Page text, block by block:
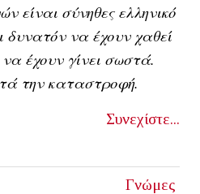
είναι σύνηθες ελληνικό
δυνατόν να έχουν χαθεί
έχουν γίνει σωστά.
την καταστροφή.
Συνεχίστε...
Γνώμες